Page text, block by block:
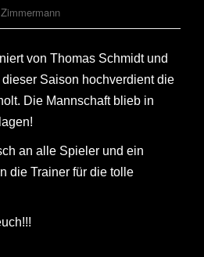
g
von Thomas Schmidt und
Saison hochverdient die
Die Mannschaft blieb in
an alle Spieler und ein
die Trainer für die tolle